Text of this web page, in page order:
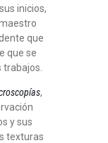
inicios,
que
que se
,
y sus
texturas